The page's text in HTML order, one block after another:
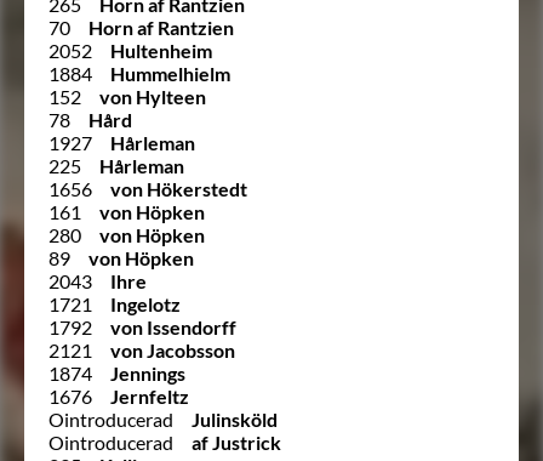
70
Horn af Rantzien
2052
Hultenheim
1884
Hummelhielm
152
von Hylteen
78
Hård
1927
Hårleman
225
Hårleman
1656
von Hökerstedt
161
von Höpken
280
von Höpken
89
von Höpken
2043
Ihre
1721
Ingelotz
1792
von Issendorff
2121
von Jacobsson
1874
Jennings
1676
Jernfeltz
Ointroducerad
Julinsköld
Ointroducerad
af Justrick